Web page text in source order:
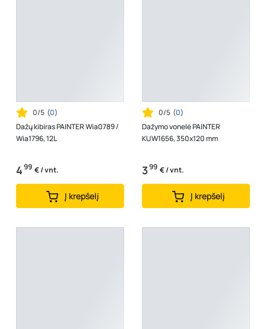
0/5 (0)
Dažų kibiras PAINTER Wia0789 /
Wia1796, 12L
499 € / vnt.
Į krepšelį
0/5 (0)
Dažymo vonelė PAINTER
KUW1656, 350x120 mm
399 € / vnt.
Į krepšelį